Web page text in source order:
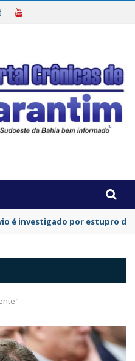
é investigado por estupro de